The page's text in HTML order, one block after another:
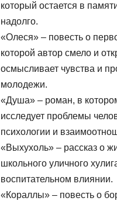
который остается в
надолго.
«Олеся» – повесть о
которой автор смело и
осмысливает чувства и
молодежи.
«Душа» – роман, в
исследует проблемы
психологии и
«Выхухоль» – рассказ о
школьного уличного
воспитательном влиянии.
«Кораллы» – повесть о